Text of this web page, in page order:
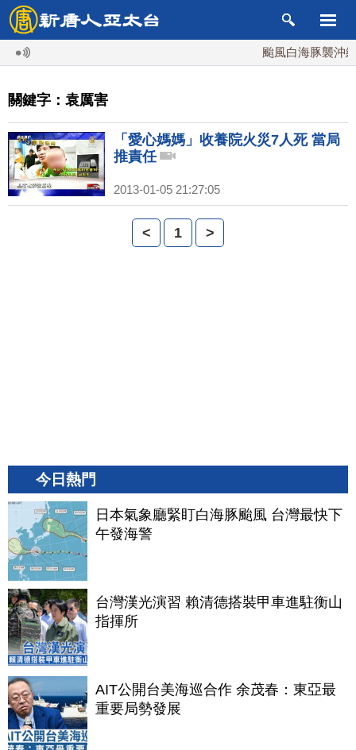
颱風白海豚襲沖繩
關鍵字：袁厲害
「愛心媽媽」收養院火災7人死 當局
推責任
2013-01-05 21:27:05
< 1 >
今日熱門
日本氣象廳緊盯白海豚颱風 台灣最快下
午發海警
台灣漢光演習 賴清德搭裝甲車進駐衡山
指揮所
AIT公開台美海巡合作 余茂春：東亞最
重要局勢發展